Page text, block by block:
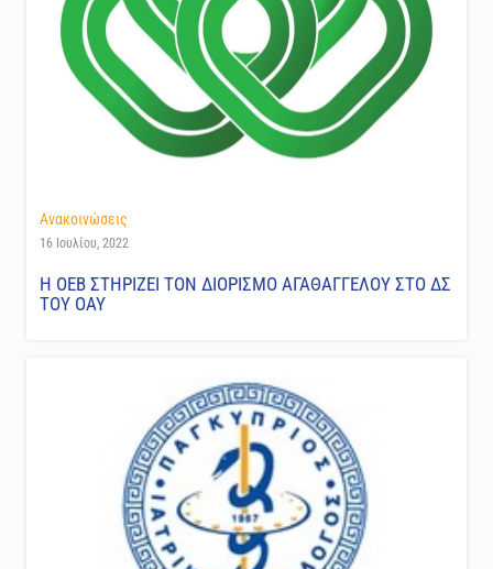
Ανακοινώσεις
16 Ιουλίου, 2022
Η ΟΕΒ ΣΤΗΡΙΖΕΙ ΤΟΝ ΔΙΟΡΙΣΜΟ ΑΓΑΘΑΓΓΕΛΟΥ ΣΤΟ ΔΣ
ΤΟΥ ΟΑΥ